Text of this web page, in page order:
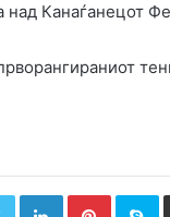
над Канаѓанецот
TwitterLinkedIn